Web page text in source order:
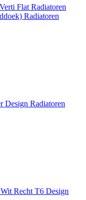
Flat Radiatoren
Radiatoren
Design Radiatoren
Recht T6 Design